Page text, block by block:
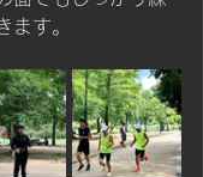
ます。